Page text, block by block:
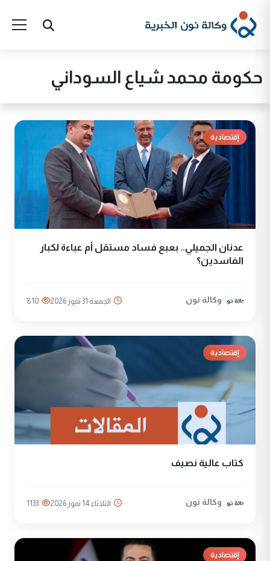
حكومة محمد شياع السوداني
إقتصادية
عدنان الجميلي.. بعبع فساد مستقل أم عباءة لكبار
الفاسدين؟
وكالة نون الجمعة 31 تموز 2026 810
إقتصادية
كتاب عالية نصيف
وكالة نون الثلاثاء 14 تموز 2026 1133
إقتصادية